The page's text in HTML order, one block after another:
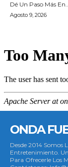
Dé Un Paso Más En...
Agosto 9, 2026
ONDA
Desde 2014 Somos
Entretenimiento.
Para Ofrecerle Los